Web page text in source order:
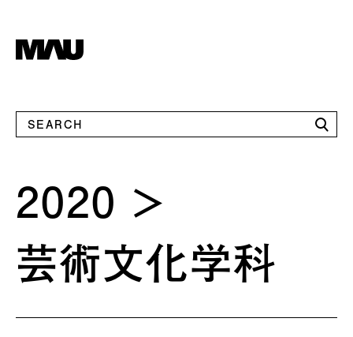
2020
芸術文化学科